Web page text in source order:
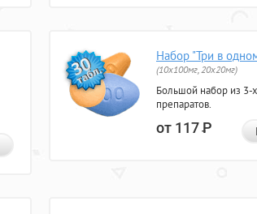
Набор "Три в
(10x100мг, 20x20мг)
Большой набор из 3-х
препаратов.
от 117Р